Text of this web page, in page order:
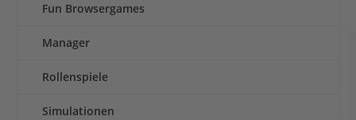
Fun Browsergames
Manager
Rollenspiele
Simulationen